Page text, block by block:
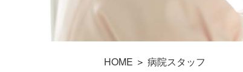
HOME ＞ 病院スタッフ